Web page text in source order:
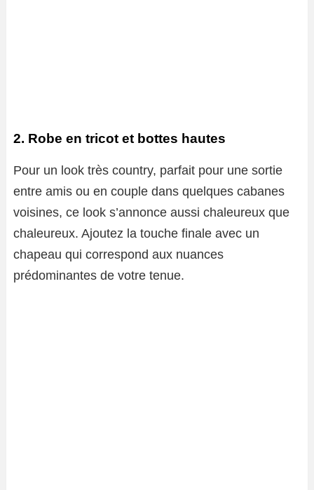
2. Robe en tricot et bottes hautes
Pour un look très country, parfait pour une sortie
entre amis ou en couple dans quelques cabanes
voisines, ce look s’annonce aussi chaleureux que
chaleureux. Ajoutez la touche finale avec un
chapeau qui correspond aux nuances
prédominantes de votre tenue.